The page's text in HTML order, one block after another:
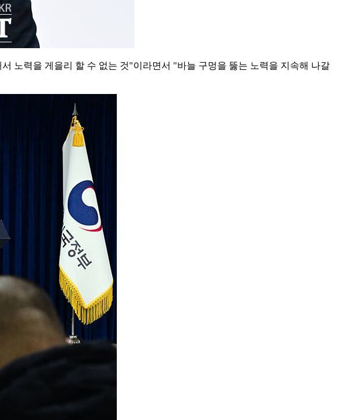
노력을 게을리 할 수 없는 것"이라면서 "바늘 구멍을 뚫는 노력을 지속해 나갈